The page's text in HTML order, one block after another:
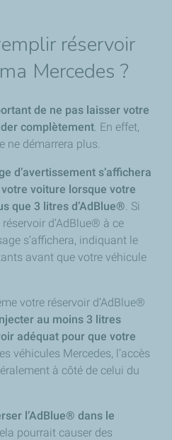
réservoir
Mercedes ?
de ne pas laisser votre
complètement. En effet,
ne démarrera plus.
d’avertissement s’affichera
voiture lorsque votre
que 3 litres d’AdBlue®. Si
d’AdBlue® à ce
s’affichera, indiquant le
avant que votre véhicule
votre réservoir d’AdBlue®
au moins 3 litres
adéquat pour que votre
véhicules Mercedes, l’accès
à côté de celui du
l’AdBlue® dans le
pourrait causer des